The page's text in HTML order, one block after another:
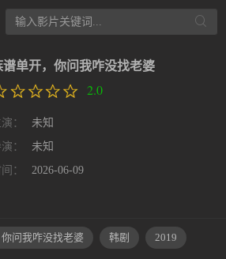
谱单开，你问我咋没找老婆
2.0
：
未知
：
未知
：
2026-06-09
问我咋没找老婆 韩剧 2019